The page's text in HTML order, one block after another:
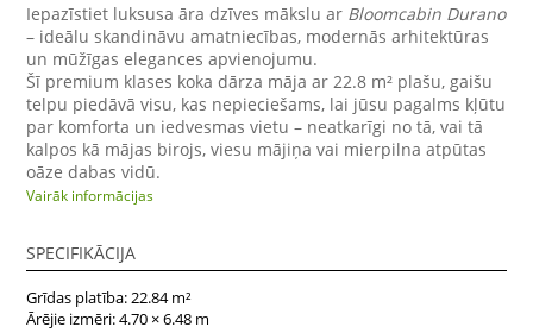
Iepazīstiet luksusa āra dzīves mākslu ar Bloomcabin Durano
– ideālu skandināvu amatniecības, modernās arhitektūras
un mūžīgas elegances apvienojumu.
Šī premium klases koka dārza māja ar 22.8 m² plašu, gaišu
telpu piedāvā visu, kas nepieciešams, lai jūsu pagalms kļūtu
par komforta un iedvesmas vietu – neatkarīgi no tā, vai tā
kalpos kā mājas birojs, viesu mājiņa vai mierpilna atpūtas
oāze dabas vidū.
Skandināvu elegance ar mūsdienīgu raksturu
siltumu.
Plašās stiklotās bīdāmās durvis rada harmonisku pāreju
starp iekštelpām un dārzu, ielaižot bagātīgu dienas gaismu
un ļaujot baudīt brīnišķīgus skatus.
Vairāk informācijas
SPECIFIKĀCIJA
Grīdas platība: 22.84 m²
Ārējie izmēri: 4.70 × 6.48 m